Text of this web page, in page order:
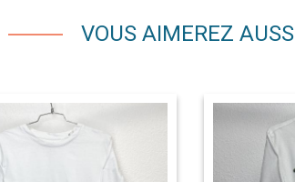
VOUS AIMEREZ